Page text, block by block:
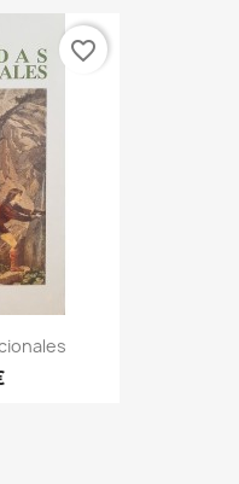
favorite_border